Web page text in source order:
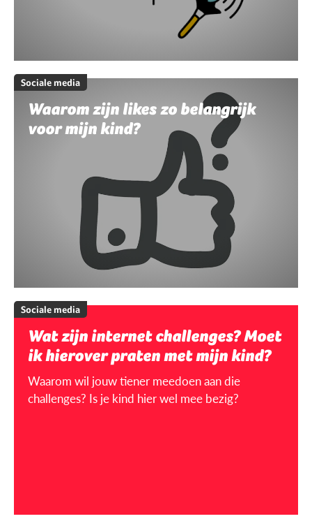
Sociale media
Waarom zijn likes zo belangrijk
voor mijn kind?
Sociale media
Wat zijn internet challenges? Moet
ik hierover praten met mijn kind?
Waarom wil jouw tiener meedoen aan die
challenges? Is je kind hier wel mee bezig?